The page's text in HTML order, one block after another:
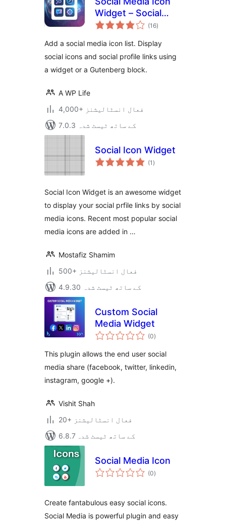
Widget – Social
Profile Links with
(16مجموعی
درجہ
)
Add a social media icon list. Display
social icons and social profile links using
a widget or a Gutenberg block.
A WP Life
4,000+ فعال انسٹالیشنز
7.0.3 کے ساتھ ٹیسٹ شدہ
Social Icon Widget
(1 مجموعی
درجہ
)
Social Icon Widget is an awesome widget
to display your social prfile links by social
media icons. Recent most popular social
media icons are added in …
Mostafiz Shamim
500+ فعال انسٹالیشنز
4.9.30 کے ساتھ ٹیسٹ شدہ
Custom Social
Media Widget
(0مجموعی
درجہ
)
This plugin allows the end user social
media share (facebook, twitter, linkedin,
instagram, google +).
Vishit Shah
20+ فعال انسٹالیشنز
6.8.7 کے ساتھ ٹیسٹ شدہ
Social Media Icon
(0مجموعی
درجہ
)
Create fantabulous easy social icons.
Social Media is powerful plugin and easy